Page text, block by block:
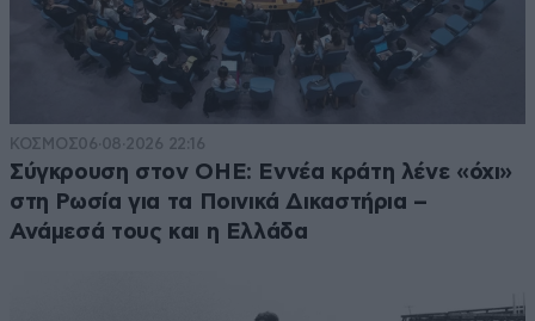
ΚΟΣΜΟΣ06·08·2026 22:16
Σύγκρουση στον ΟΗΕ: Εννέα κράτη λένε «όχι»
στη Ρωσία για τα Ποινικά Δικαστήρια –
Ανάμεσά τους και η Ελλάδα